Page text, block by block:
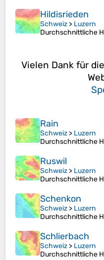
Hildisrieden
Schweiz > Luzern
Durchschnittliche
Vielen Dank für
Rain
Schweiz > Luzern
Durchschnittliche
Ruswil
Schweiz > Luzern
Durchschnittliche
Schenkon
Schweiz > Luzern
Durchschnittliche
Schlierbach
Schweiz > Luzern
Durchschnittliche